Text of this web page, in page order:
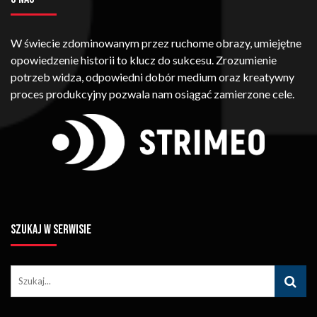
W świecie zdominowanym przez ruchome obrazy, umiejętne
opowiedzenie historii to klucz do sukcesu. Zrozumienie
potrzeb widza, odpowiedni dobór medium oraz kreatywny
proces produkcyjny pozwala nam osiągać zamierzone cele.
SZUKAJ W SERWISIE